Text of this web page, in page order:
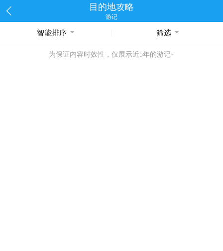
目的地攻略
游记
智能排序 筛选
为保证内容时效性，仅展示近5年的游记~